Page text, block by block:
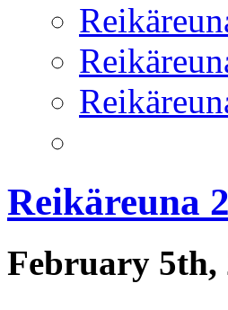
Reikäreuna
February 5th,